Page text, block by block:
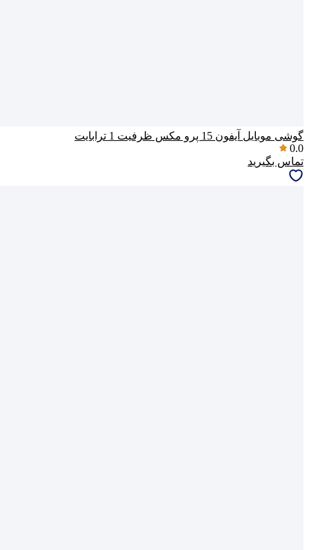
گوشی موبایل آیفون 15 پرو مکس ظرفیت 1 ترابایت
0.0
تماس بگیرید